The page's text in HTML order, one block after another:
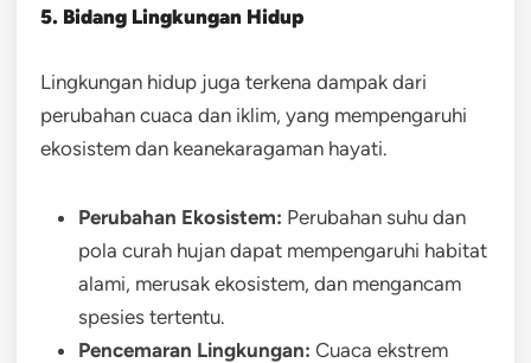
5. Bidang Lingkungan Hidup
Lingkungan hidup juga terkena dampak dari
perubahan cuaca dan iklim, yang mempengaruhi
ekosistem dan keanekaragaman hayati.
Perubahan Ekosistem: Perubahan suhu dan
pola curah hujan dapat mempengaruhi habitat
alami, merusak ekosistem, dan mengancam
spesies tertentu.
Pencemaran Lingkungan: Cuaca ekstrem